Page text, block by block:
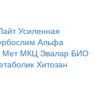
Усиленная
Альфа
Мет МКЦ Эвалар БИО
Хитозан